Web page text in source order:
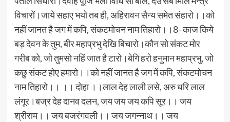
विचारों।जाये सहाए भयो तब ही, अहिरावन सैन्य समेत संहारो।।को
नहीं जानत है जग में कपि, संकटमोचन नाम तिहारो।।8- काज किये
बड़ देवन के तुम, बीर महाप्रभु देखि बिचारो।कौन सो संकट मोर
गरीब को, जो तुमसो नहिं जात है टारो।बेगि हरो हनुमान महाप्रभु, जो
कछु संकट होए हमारो।।को नहीं जानत है जग में कपि, संकटमोचन
नाम तिहारो।। ।। दोहा ।।लाल देह लाली लसे, अरु धरि लाल
लंगूर।बज्र देह दानव दलन, जय जय जय कपि सूर।। जय
श्रीराम।। जय बजरंगवली।। जय जगन्नाथ।। जय